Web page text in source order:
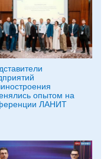
опытом на
ЛАНИТ